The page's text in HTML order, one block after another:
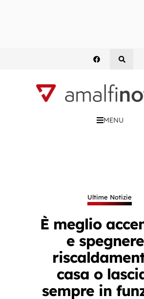
MENU
Ultime Notizie
È meglio
e
casa o
sempre in